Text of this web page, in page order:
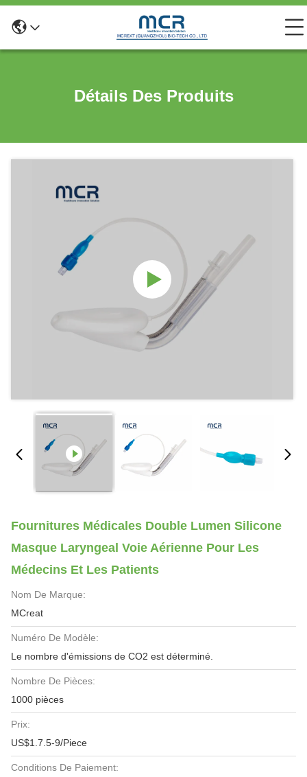
Détails Des Produits
Fournitures Médicales Double Lumen Silicone
Masque Laryngeal Voie Aérienne Pour Les
Médecins Et Les Patients
Nom De Marque:
MCreat
Numéro De Modèle:
Le nombre d'émissions de CO2 est déterminé.
Nombre De Pièces:
1000 pièces
Prix:
US$1.7.5-9/Piece
Conditions De Paiement: